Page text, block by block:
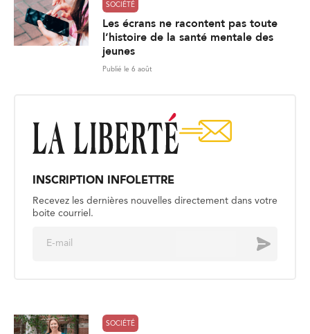
SOCIÉTÉ
Les écrans ne racontent pas toute
l’histoire de la santé mentale des
jeunes
Publié le 6 août
INSCRIPTION INFOLETTRE
Recevez les dernières nouvelles directement dans votre
boite courriel.
Envoyer
SOCIÉTÉ